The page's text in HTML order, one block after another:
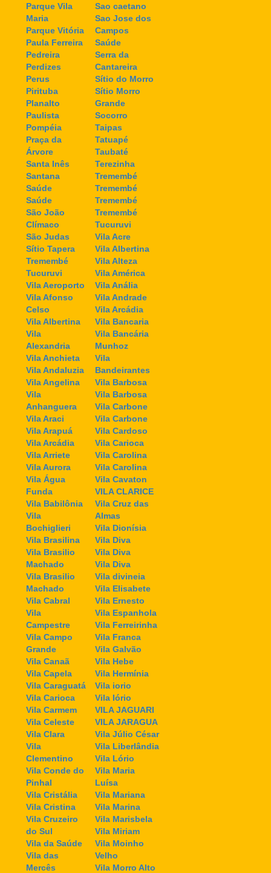
Parque Vila
Maria
Parque Vitória
Paula Ferreira
Pedreira
Perdizes
Perus
Pirituba
Planalto
Paulista
Pompéia
Praça da
Árvore
Santa Inês
Santana
Saúde
Saúde
São João
Clímaco
São Judas
Sítio Tapera
Tremembé
Tucuruvi
Vila Aeroporto
Vila Afonso
Celso
Vila Albertina
Vila
Alexandria
Vila Anchieta
Vila Andaluzia
Vila Angelina
Vila
Anhanguera
Vila Araci
Vila Arapuá
Vila Arcádia
Vila Arriete
Vila Aurora
Vila Água
Funda
Vila Babilônia
Vila
Bochiglieri
Vila Brasilina
Vila Brasilio
Machado
Vila Brasilio
Machado
Vila Cabral
Vila
Campestre
Vila Campo
Grande
Vila Canaã
Vila Capela
Vila Caraguatá
Vila Carioca
Vila Carmem
Vila Celeste
Vila Clara
Vila
Clementino
Vila Conde do
Pinhal
Vila Cristália
Vila Cristina
Vila Cruzeiro
do Sul
Vila da Saúde
Vila das
Mercês
Sao caetano
Sao Jose dos
Campos
Saúde
Serra da
Cantareira
Sítio do Morro
Sítio Morro
Grande
Socorro
Taipas
Tatuapé
Taubaté
Terezinha
Tremembé
Tremembé
Tremembé
Tremembé
Tucuruvi
Vila Acre
Vila Albertina
Vila Alteza
Vila América
Vila Anália
Vila Andrade
Vila Arcádia
Vila Bancaria
Vila Bancária
Munhoz
Vila
Bandeirantes
Vila Barbosa
Vila Barbosa
Vila Carbone
Vila Carbone
Vila Cardoso
Vila Carioca
Vila Carolina
Vila Carolina
Vila Cavaton
VILA CLARICE
Vila Cruz das
Almas
Vila Dionísia
Vila Diva
Vila Diva
Vila Diva
Vila divineia
Vila Elisabete
Vila Ernesto
Vila Espanhola
Vila Ferreirinha
Vila Franca
Vila Galvão
Vila Hebe
Vila Hermínia
Vila iorio
Vila Iório
VILA JAGUARI
VILA JARAGUA
Vila Júlio César
Vila Liberlândia
Vila Lório
Vila Maria
Luísa
Vila Mariana
Vila Marina
Vila Marisbela
Vila Miriam
Vila Moinho
Velho
Vila Morro Alto